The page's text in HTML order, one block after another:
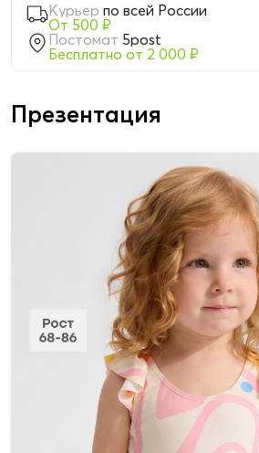
Курьер по всей России
От 500 ₽
Постомат 5post
Бесплатно от 2 000 ₽
Презентация